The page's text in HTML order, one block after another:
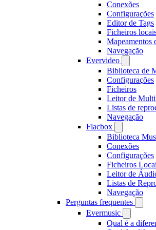
Conexões
Configurações
Editor de Tags
Ficheiros
Mapeamentos
Navegação
Evervideo
Biblioteca de
Configurações
Ficheiros
Leitor de
Listas de
Navegação
Flacbox
Biblioteca
Conexões
Configurações
Ficheiros
Leitor de
Listas de
Navegação
Perguntas frequentes
Evermusic
Qual é a